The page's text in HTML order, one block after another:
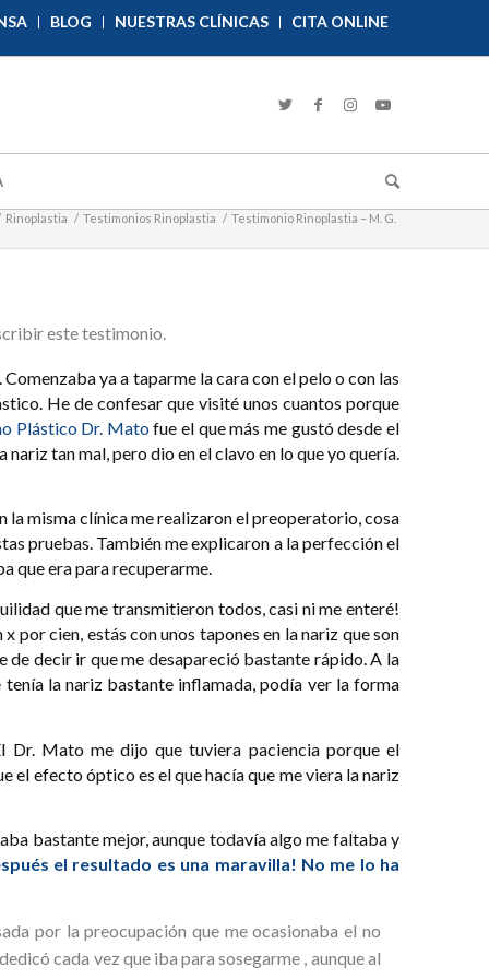
BLOG NUESTRAS CLÍNICAS CITA ONLINE
Rinoplastia / Testimonios Rinoplastia / Testimonio Rinoplastia – M. G.
este testimonio.
ya a taparme la cara con el pelo o con las
He de confesar que visité unos cuantos porque
Plástico Dr. Matofue el que más me gustó desde el
tan mal, pero dio en el clavo en lo que yo quería.
la misma clínica me realizaron el preoperatorio, cosa
pruebas. También me explicaron a la perfección el
que era para recuperarme.
que me transmitieron todos, casi ni me enteré!
por cien, estás con unos tapones en la nariz que son
decir ir que me desapareció bastante rápido. A la
la nariz bastante inflamada, podía ver la forma
Dr. Mato me dijo que tuviera paciencia porque el
el efecto óptico es el que hacía que me viera la nariz
bastante mejor, aunque todavía algo me faltaba y
el resultado es una maravilla! No me lo ha
por la preocupación que me ocasionaba el no
cada vez que iba para sosegarme , aunque al